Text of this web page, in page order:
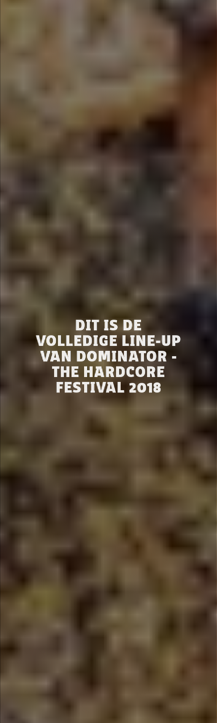
DIT IS DE
VOLLEDIGE LINE-UP
VAN DOMINATOR -
THE HARDCORE
FESTIVAL 2018